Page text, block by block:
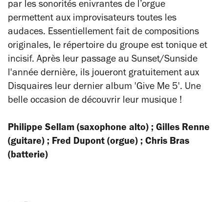
par les sonorités enivrantes de l’orgue
permettent aux improvisateurs toutes les
audaces. Essentiellement fait de compositions
originales, le répertoire du groupe est tonique et
incisif. Après leur passage au Sunset/Sunside
l'année dernière, ils joueront gratuitement aux
Disquaires leur dernier album 'Give Me 5'. Une
belle occasion de découvrir leur musique !
Philippe Sellam (saxophone alto) ; Gilles Renne
(guitare) ; Fred Dupont (orgue) ; Chris Bras
(batterie)